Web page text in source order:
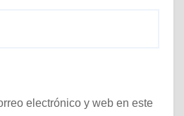
electrónico y web en este